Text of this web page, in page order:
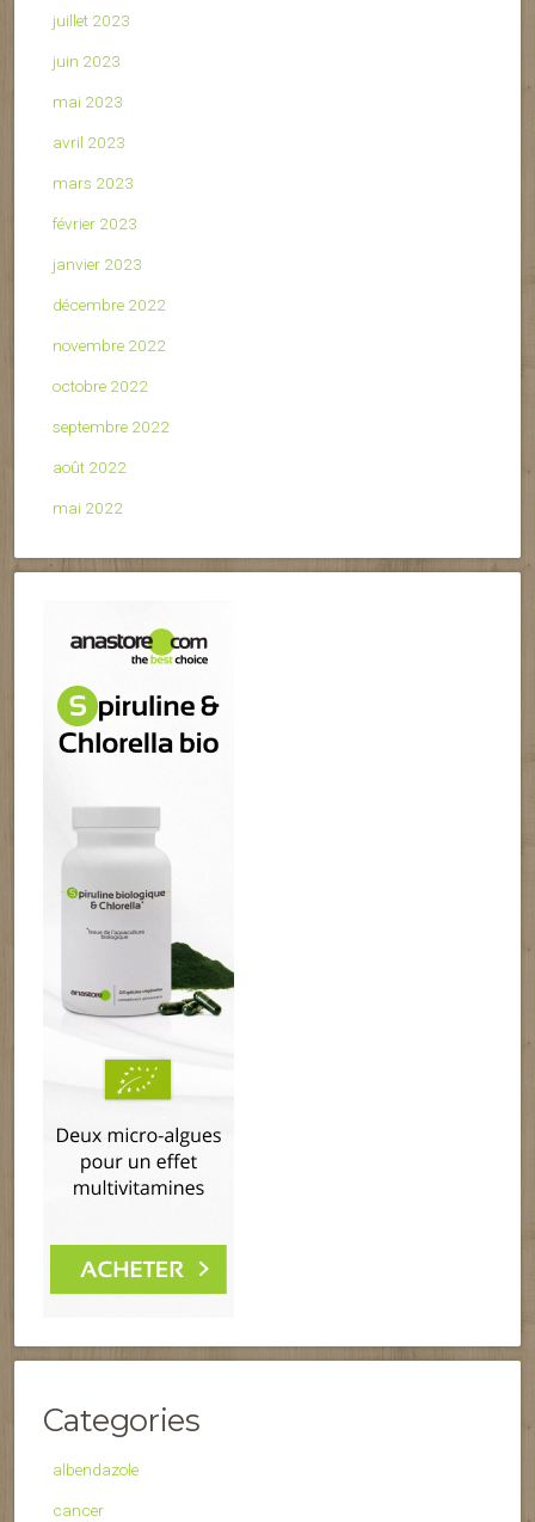
juillet 2023
juin 2023
mai 2023
avril 2023
mars 2023
février 2023
janvier 2023
décembre 2022
novembre 2022
octobre 2022
septembre 2022
août 2022
mai 2022
Categories
albendazole
cancer